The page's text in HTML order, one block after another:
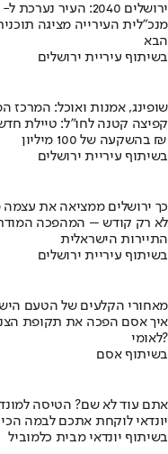
ירושלים 2040: העיר נערכת ל- 1.5 מליון תושבים
מנכ"לית העירייה מציגה
הבא
בשיתוף עיריית ירושלים
שופינג, אמנות ואוכל:
קפיצה קטנה לחו"ל: טיילת
בהשקעה של 100 מיליון ₪
בשיתוף עיריית ירושלים
כך ירושלים ממציאה את
לא רק קודש – המהפכה
התיירות הישראלית
בשיתוף עיריית ירושלים
מאחורי הקלעים של הטעם
לאומי?
בשיתוף אסם
אתם עוד לא שם? הטיסה
יונדאי לוקחת אתכם לבמה הכי
בשיתוף יונדאי מבית כלמוביל